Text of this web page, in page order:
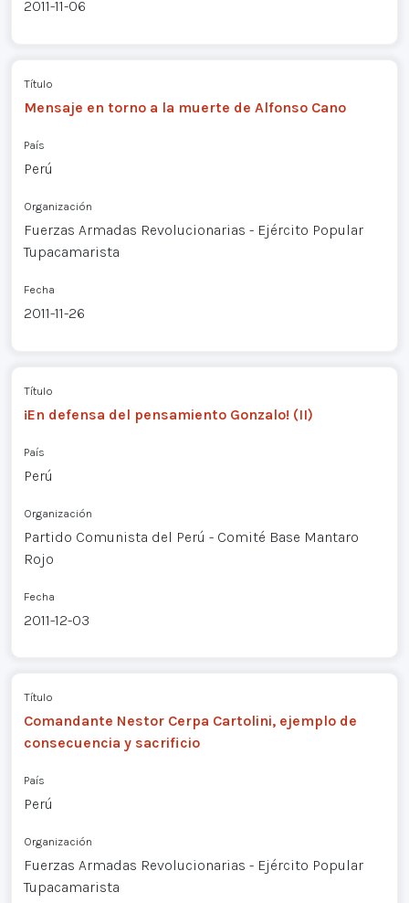
2011-11-06
Título
Mensaje en torno a la muerte de Alfonso Cano
País
Perú
Organización
Fuerzas Armadas Revolucionarias - Ejército Popular
Tupacamarista
Fecha
2011-11-26
Título
¡En defensa del pensamiento Gonzalo! (II)
País
Perú
Organización
Partido Comunista del Perú - Comité Base Mantaro
Rojo
Fecha
2011-12-03
Título
Comandante Nestor Cerpa Cartolini, ejemplo de
consecuencia y sacrificio
País
Perú
Organización
Fuerzas Armadas Revolucionarias - Ejército Popular
Tupacamarista